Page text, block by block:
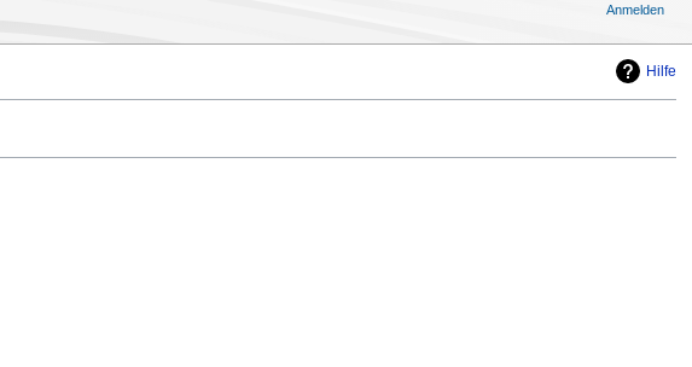
Hilfe
Anmelden